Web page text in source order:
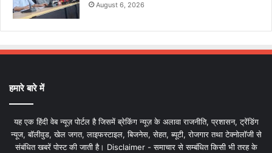
August 6, 2026
हमारे बारे में
यह एक हिंदी वेब न्यूज़ पोर्टल है जिसमें ब्रेकिंग न्यूज़ के अलावा राजनीति, प्रशासन, ट्रेंडिंग
न्यूज, बॉलीवुड, खेल जगत, लाइफस्टाइल, बिजनेस, सेहत, ब्यूटी, रोजगार तथा टेक्नोलॉजी से
संबंधित खबरें पोस्ट की जाती है। Disclaimer - समाचार से सम्बंधित किसी भी तरह के